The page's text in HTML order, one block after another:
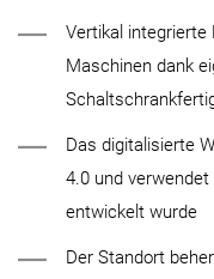
Vertikal integrierte
Maschinen dank
Das digitalisierte
4.0 und verwendet
entwickelt wurde
Der Standort